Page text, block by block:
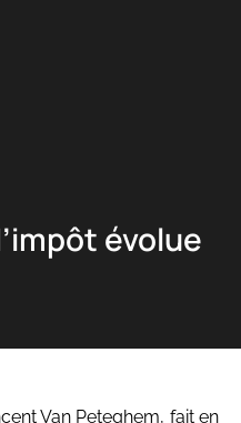
évolue
Van Peteghem, fait en